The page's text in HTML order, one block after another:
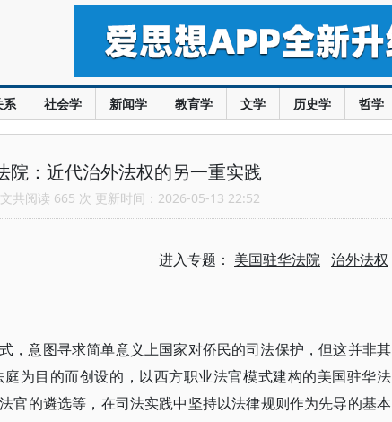
系 社会学 新闻学 教育学 文学 历史学 哲学
院：近代治外法权的另一重实践
共阅读 665 次 更新时间：2026-05-13 22:52
进入专题： 美国驻华法院 治外法权
，意图寻求简单意义上国家对侨民的司法保护，但这并非其
为目的而创设的，以西方职业法官模式建构的美国驻华法
官的遴选等，在司法实践中坚持以法律规则作为先导的基本